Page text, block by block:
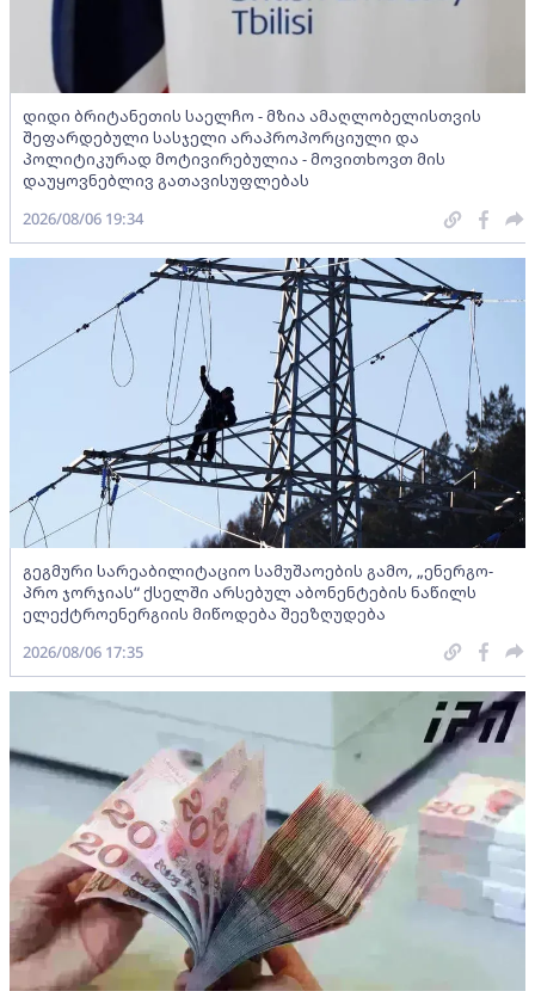
დიდი ბრიტანეთის საელჩო - მზია ამაღლობელისთვის
შეფარდებული სასჯელი არაპროპორციული და
პოლიტიკურად მოტივირებულია - მოვითხოვთ მის
დაუყოვნებლივ გათავისუფლებას
2026/08/06 19:34
გეგმური სარეაბილიტაციო სამუშაოების გამო, „ენერგო-
პრო ჯორჯიას“ ქსელში არსებულ აბონენტების ნაწილს
ელექტროენერგიის მიწოდება შეეზღუდება
2026/08/06 17:35